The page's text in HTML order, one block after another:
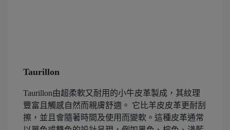
Taurillon
Taurillon由超柔軟又耐用的小牛皮革製成，其紋理
豐富且觸感自然而親膚舒適。 它比羊皮皮革更耐刮
擦，並且會隨著時間及使用而變軟。這種皮革通常